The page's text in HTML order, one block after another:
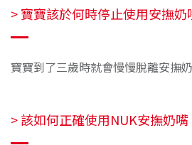
>寶寶該於何時停止使用安撫奶
寶寶到了三歲時就會慢慢脫離安撫
>該如何正確使用NUK安撫奶嘴